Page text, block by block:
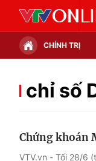
CHÍNH TRỊ
Chính trị
chỉ số
Chứng khoán
VTV.vn - Tối 28/6